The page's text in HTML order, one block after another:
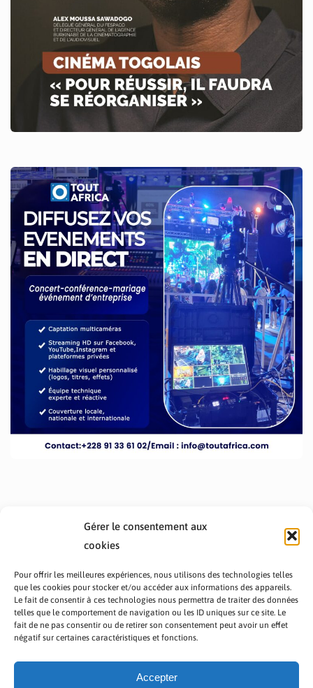
Gérer le consentement aux
cookies
Pour offrir les meilleures expériences, nous utilisons des technologies telles
que les cookies pour stocker et/ou accéder aux informations des appareils.
Le fait de consentir à ces technologies nous permettra de traiter des données
telles que le comportement de navigation ou les ID uniques sur ce site. Le
fait de ne pas consentir ou de retirer son consentement peut avoir un effet
négatif sur certaines caractéristiques et fonctions.
Accepter
PRÉSENTATION TOUTAFRICA
A PROPOS